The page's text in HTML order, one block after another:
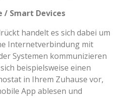
/ Smart Devices
handelt es sich dabei um
Internetverbindung mit
Systemen kommunizieren
beispielsweise einen
in Ihrem Zuhause vor,
App ablesen und